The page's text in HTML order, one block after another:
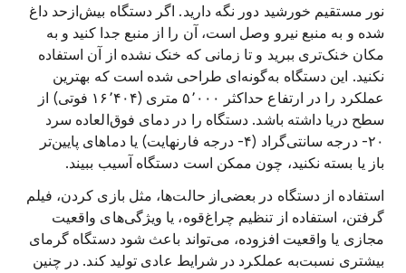
نور مستقیم خورشید دور نگه دارید. اگر دستگاه بیش‌ازحد داغ
شده و به منبع نیرو وصل است، آن را از منبع جدا کنید و به
مکان خنک‌تری ببرید و تا زمانی که خنک نشده از آن استفاده
نکنید. این دستگاه به‌گونه‌ای طراحی شده است که بهترین
عملکرد را در ارتفاع حداکثر ۵٬۰۰۰ متری (۱۶٬۴۰۴ فوتی) از
سطح دریا داشته باشد. دستگاه را در دمای فوق‌العاده سرد
‎-۲۰ درجه سانتی‌گراد (‎-۴ درجه فارنهایت) یا دماهای پایین‌تر
باز یا بسته نکنید، چون ممکن است دستگاه آسیب ببیند.
استفاده از دستگاه در بعضی‌از حالت‌ها، مثل بازی کردن، فیلم
گرفتن، استفاده از تنظیم چراغ‌قوه، یا ویژگی‌های واقعیت
مجازی یا واقعیت افزوده، می‌تواند باعث شود دستگاه گرمای
بیشتری نسبت‌به عملکرد در شرایط عادی تولید کند. در چنین